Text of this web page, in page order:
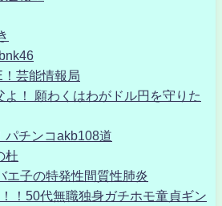
芸能情報局
よ！ 願わくはわがドル円を守りた
パチンコakb108道
杜
子の特発性間質性肺炎
！50代無職独身ガチホモ童貞ギン